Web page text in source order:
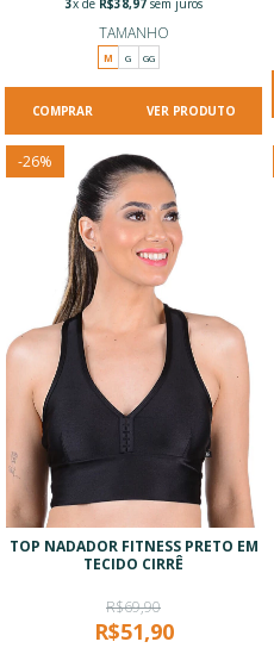
3x de R$38,97sem juros
TAMANHO
M G GG
VER PRODUTO
-26%
TOP NADADOR FITNESS PRETO EM
TECIDO CIRRÊ
R$69,90
R$51,90